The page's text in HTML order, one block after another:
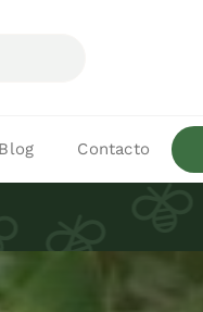
Blog Contacto